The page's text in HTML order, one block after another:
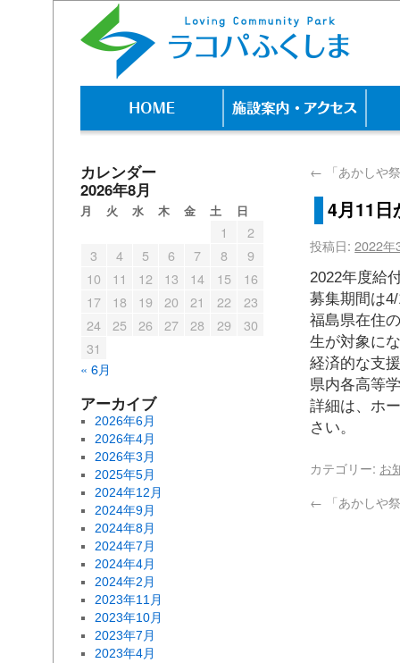
← 「あかしや
4月11日
投稿日: 2022年
2022年度給
募集期間は
福島県在住
生が対象に
経済的な支
県内各高等
詳細は、ホ
さい。
カテゴリー: お
← 「あかしや
カレンダー
2026年8月
月 火 水 木 金 土 日
« 6月
1
2
3
4 5 6 7 8
9
10
11 12 13 14 15
16
17
18 19 20 21 22
23
24
25 26 27 28 29
30
31
アーカイブ
2026年6月
2026年4月
2026年3月
2025年5月
2024年12月
2024年9月
2024年8月
2024年7月
2024年4月
2024年2月
2023年11月
2023年10月
2023年7月
2023年4月